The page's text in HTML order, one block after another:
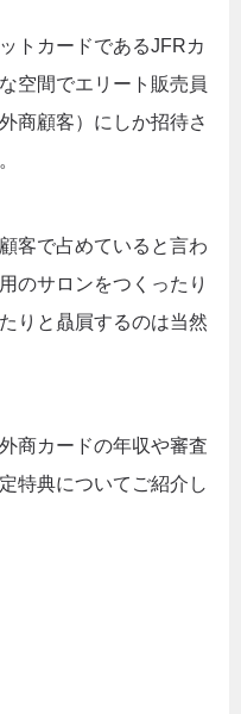
トカードであるJFRカ
空間でエリート販売員
商顧客）にしか招待さ
客で占めていると言わ
のサロンをつくったり
りと贔屓するのは当然
商カードの年収や審査
特典についてご紹介し